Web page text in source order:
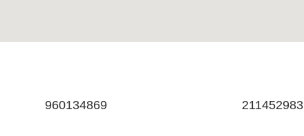
960134869 211452983